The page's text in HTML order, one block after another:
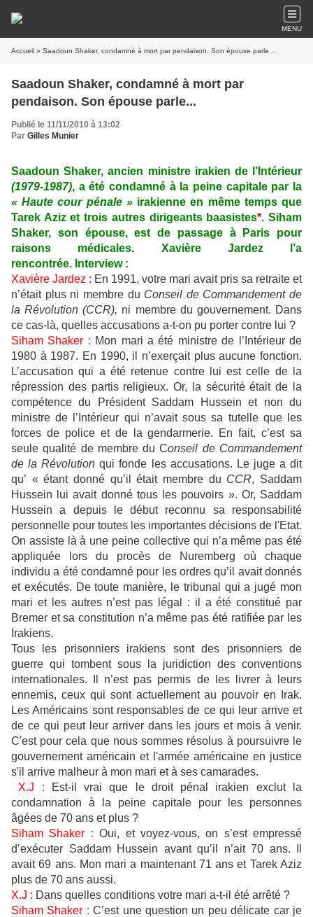
MENU
Accueil » Saadoun Shaker, condamné à mort par pendaison. Son épouse parle...
Saadoun Shaker, condamné à mort par
pendaison. Son épouse parle...
Publié le 11/11/2010 à 13:02
Par Gilles Munier
Saadoun Shaker, ancien ministre irakien de l’Intérieur
(1979-1987), a été condamné à la peine capitale par la
« Haute cour pénale »irakienne en même temps que
Tarek Aziz et trois autres dirigeants baasistes*. Siham
Shaker, son épouse, est de passage à Paris pour
raisons médicales. Xavière Jardez l’a
rencontrée. Interview :
Xavière Jardez : En 1991, votre mari avait pris sa retraite et
n’était plus ni membre du Conseil de Commandement de
la Révolution (CCR), ni membre du gouvernement. Dans
ce cas-là, quelles accusations a-t-on pu porter contre lui ?
Siham Shaker : Mon mari a été ministre de l’Intérieur de
1980 à 1987. En 1990, il n’exerçait plus aucune fonction.
L’accusation qui a été retenue contre lui est celle de la
répression des partis religieux. Or, la sécurité était de la
compétence du Président Saddam Hussein et non du
ministre de l’Intérieur qui n’avait sous sa tutelle que les
forces de police et de la gendarmerie. En fait, c’est sa
seule qualité de membre du Conseil de Commandement
de la Révolution qui fonde les accusations. Le juge a dit
qu’ « étant donné qu’il était membre du CCR, Saddam
Hussein lui avait donné tous les pouvoirs ». Or, Saddam
Hussein a depuis le début reconnu sa responsabilité
personnelle pour toutes les importantes décisions de l'Etat.
On assiste là à une peine collective qui n’a même pas été
appliquée lors du procès de Nuremberg où chaque
individu a été condamné pour les ordres qu’il avait donnés
et exécutés. De toute manière, le tribunal qui a jugé mon
mari et les autres n’est pas légal : il a été constitué par
Bremer et sa constitution n’a même pas été ratifiée par les
Irakiens.
Tous les prisonniers irakiens sont des prisonniers de
guerre qui tombent sous la juridiction des conventions
internationales. Il n’est pas permis de les livrer à leurs
ennemis, ceux qui sont actuellement au pouvoir en Irak.
Les Américains sont responsables de ce qui leur arrive et
de ce qui peut leur arriver dans les jours et mois à venir.
C'est pour cela que nous sommes résolus à poursuivre le
gouvernement américain et l'armée américaine en justice
s'il arrive malheur à mon mari et à ses camarades.
X.J : Est-il vrai que le droit pénal irakien exclut la
condamnation à la peine capitale pour les personnes
âgées de 70 ans et plus ?
Siham Shaker : Oui, et voyez-vous, on s’est empressé
d’exécuter Saddam Hussein avant qu’il n’ait 70 ans. Il
avait 69 ans. Mon mari a maintenant 71 ans et Tarek Aziz
plus de 70 ans aussi.
X.J : Dans quelles conditions votre mari a-t-il été arrêté ?
Siham Shaker : C’est une question un peu délicate car je